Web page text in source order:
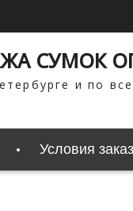
СУМОК
и по
Условия